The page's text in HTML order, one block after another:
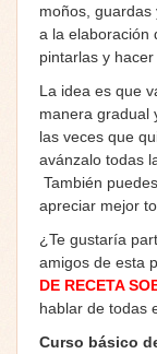
moños,
a la elaboración
pintarlas y
La idea es que
manera gradual
las veces que
avánzalo todas
También
apreciar mejor
¿Te gustaría
amigos de esta
DE RECETA
hablar de todas
Curso básico